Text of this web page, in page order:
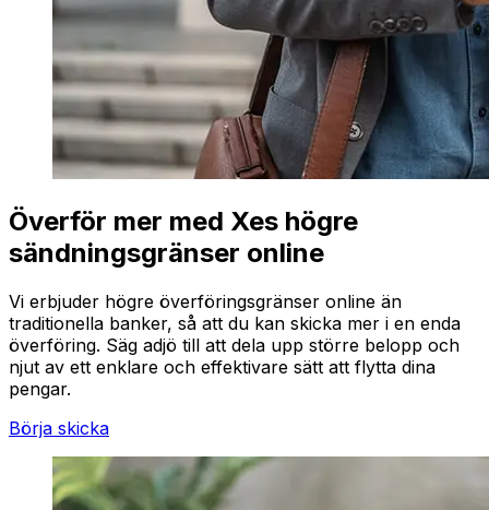
Överför mer med Xes högre
sändningsgränser online
Vi erbjuder högre överföringsgränser online än
traditionella banker, så att du kan skicka mer i en enda
överföring. Säg adjö till att dela upp större belopp och
njut av ett enklare och effektivare sätt att flytta dina
pengar.
Börja skicka